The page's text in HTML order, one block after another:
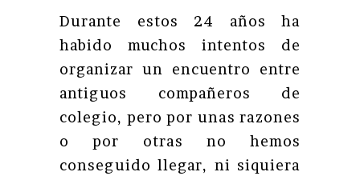
Durante estos 24 años ha
habido muchos intentos de
organizar un encuentro entre
antiguos compañeros de
colegio, pero por unas razones
o por otras no hemos
conseguido llegar, ni siquiera